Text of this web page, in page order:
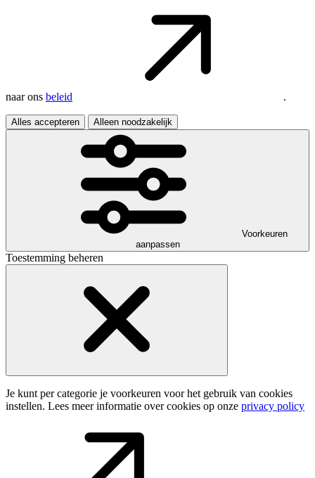
naar ons beleid .
Alles accepteren Alleen noodzakelijk
Voorkeuren
aanpassen
Toestemming beheren
Je kunt per categorie je voorkeuren voor het gebruik van cookies
instellen. Lees meer informatie over cookies op onze privacy policy